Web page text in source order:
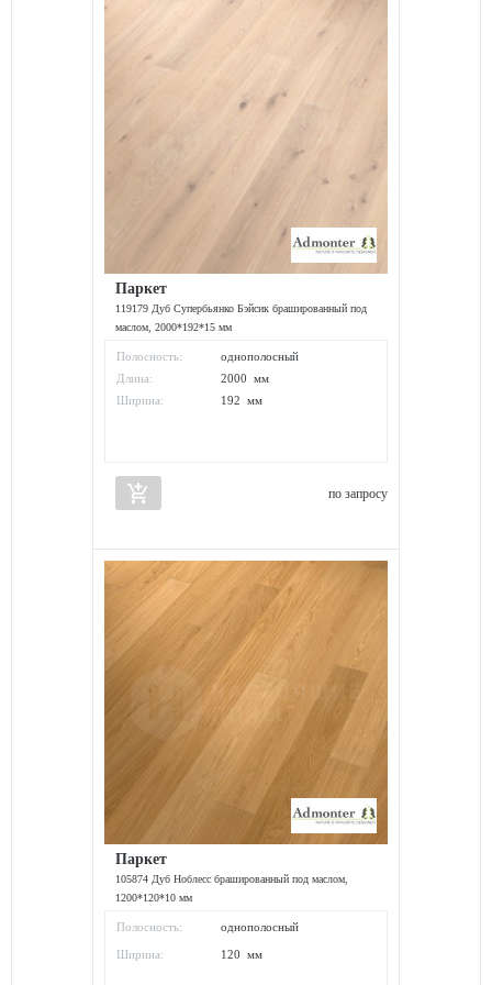
Паркет
119179 Дуб Супербьянко Бэйсик брашированный под
маслом, 2000*192*15 мм
Полосность:
однополосный
Длина:
2000 мм
Ширина:
192 мм
add_shopping_cart по запросу
Паркет
105874 Дуб Ноблесс брашированный под маслом,
1200*120*10 мм
Полосность: однополосный
Ширина: 120 мм